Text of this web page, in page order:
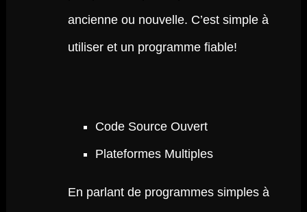
ancienne ou nouvelle. C’est simple à
utiliser et un programme fiable!
Code Source Ouvert
Plateformes Multiples
En parlant de programmes simples à